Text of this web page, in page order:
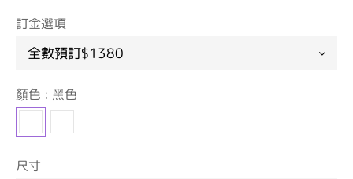
訂金選項
顏色 : 黑色
尺寸